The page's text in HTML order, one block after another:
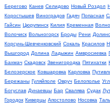
Берегово Канев Селидово Новый Роздол
Коростышев Виноградов Гадяч Попасная
Гайсин Цюрупинск Килия Кременная
Волочиск Вольногорск Броды Рени
Корсунь-Шевченковский Сокаль Красилов
Вышгород Долина Ладыжин Амвросиевка
Бахмач Скадовск Звенигородка Пятихатки
Белозерское Ковшаровка Карловка
Бережаны Гуляйполе Овруч Белополье
Богуслав Дунаевцы Бар Свалява Судак
Городок Киверцы Апостолово Носовка